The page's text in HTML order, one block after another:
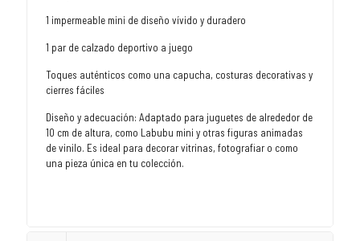
1 impermeable mini de diseño vívido y duradero
1 par de calzado deportivo a juego
Toques auténticos como una capucha, costuras decorativas y
cierres fáciles
Diseño y adecuación: Adaptado para juguetes de alrededor de
10 cm de altura, como Labubu mini y otras figuras animadas
de vinilo. Es ideal para decorar vitrinas, fotografiar o como
una pieza única en tu colección.